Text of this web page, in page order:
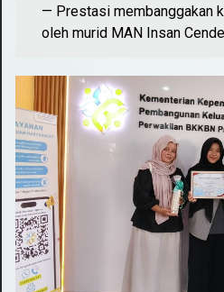
— Prestasi membanggakan
oleh murid MAN Insan